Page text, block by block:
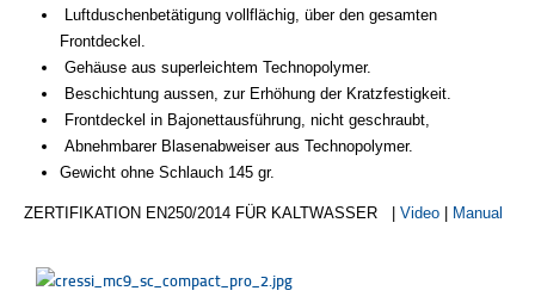
Luftduschenbetätigung vollflächig, über den gesamten
Frontdeckel.
Gehäuse aus superleichtem Technopolymer.
Beschichtung aussen, zur Erhöhung der Kratzfestigkeit.
Frontdeckel in Bajonettausführung, nicht geschraubt,
Abnehmbarer Blasenabweiser aus Technopolymer.
Gewicht ohne Schlauch 145 gr.
ZERTIFIKATION EN250/2014 FÜR KALTWASSER| Video Manual